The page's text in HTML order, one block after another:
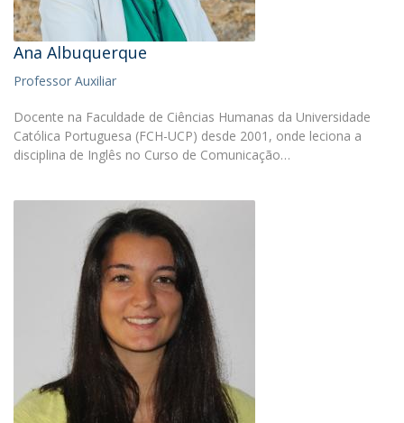
Ana Albuquerque
Professor Auxiliar
Docente na Faculdade de Ciências Humanas da Universidade
Católica Portuguesa (FCH-UCP) desde 2001, onde leciona a
disciplina de Inglês no Curso de Comunicação…